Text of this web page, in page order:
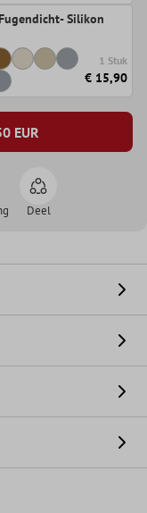
Silikon
1 Stuk
€ 15,90
EUR
Deel